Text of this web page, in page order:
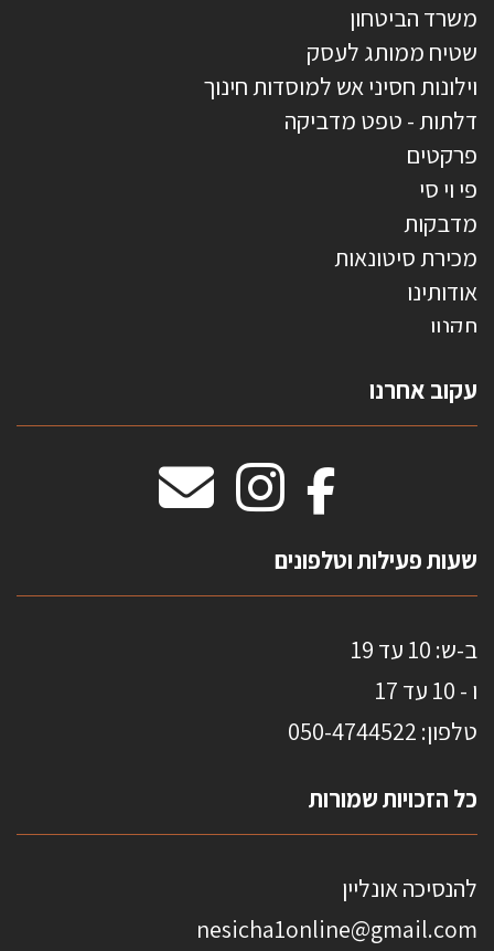
משרד הביטחון
שטיח ממותג לעסק
וילונות חסיני אש למוסדות חינוך
דלתות - טפט מדביקה
פרקטים
פי וי סי
מדבקות
מכירת סיטונאות
אודותינו
תקנון
טפטים משולשים
וילונות חסיני אש
מדבקות אנטי סאן
עקוב אחרנו
שעות פעילות וטלפונים
ב-ש: 10 עד 19
ו - 10 עד 17
טלפון: 0 50-4744522
כל הזכויות שמורות
להנסיכה אונליין
nesicha1online@gmail.com